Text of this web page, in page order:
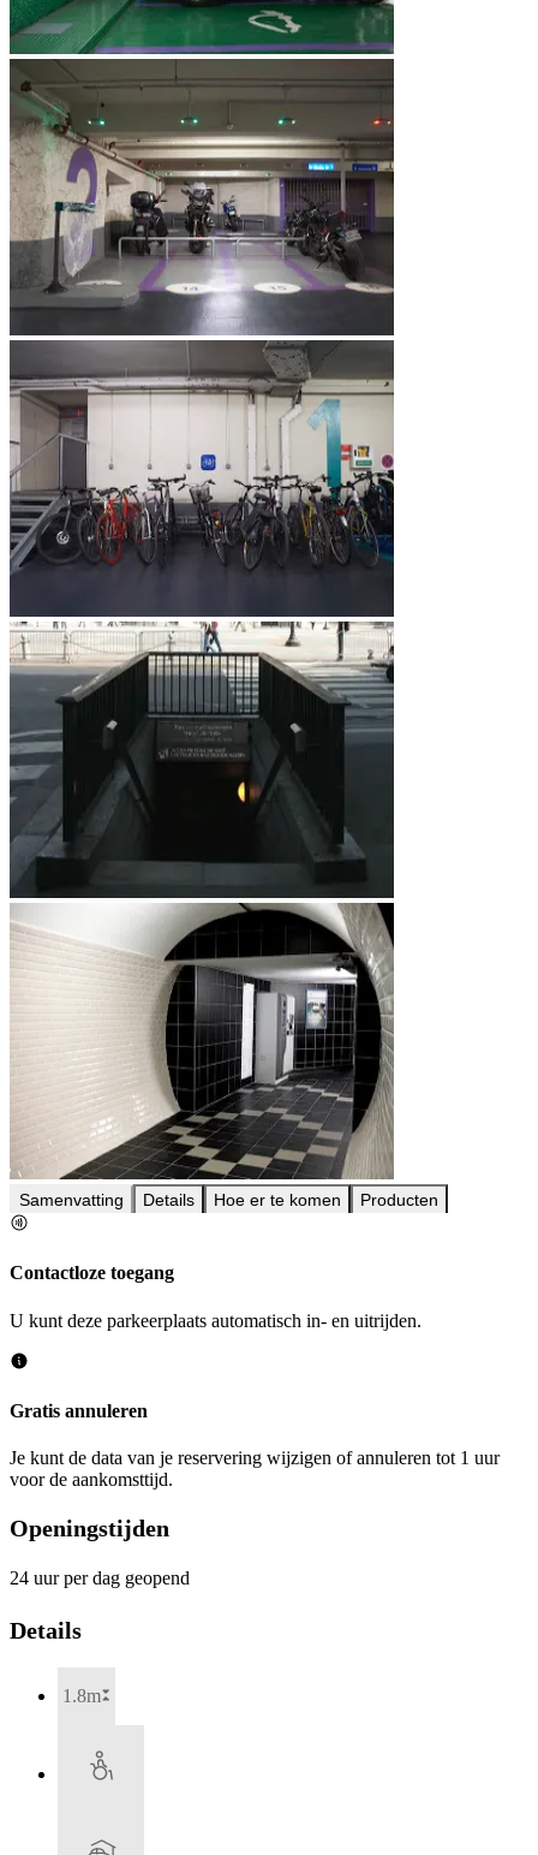
Samenvatting Details Hoe er te komen Producten
Contactloze toegang
U kunt deze parkeerplaats automatisch in- en uitrijden.
Gratis annuleren
Je kunt de data van je reservering wijzigen of annuleren tot 1 uur
voor de aankomsttijd.
Openingstijden
24 uur per dag geopend
Details
1.8m